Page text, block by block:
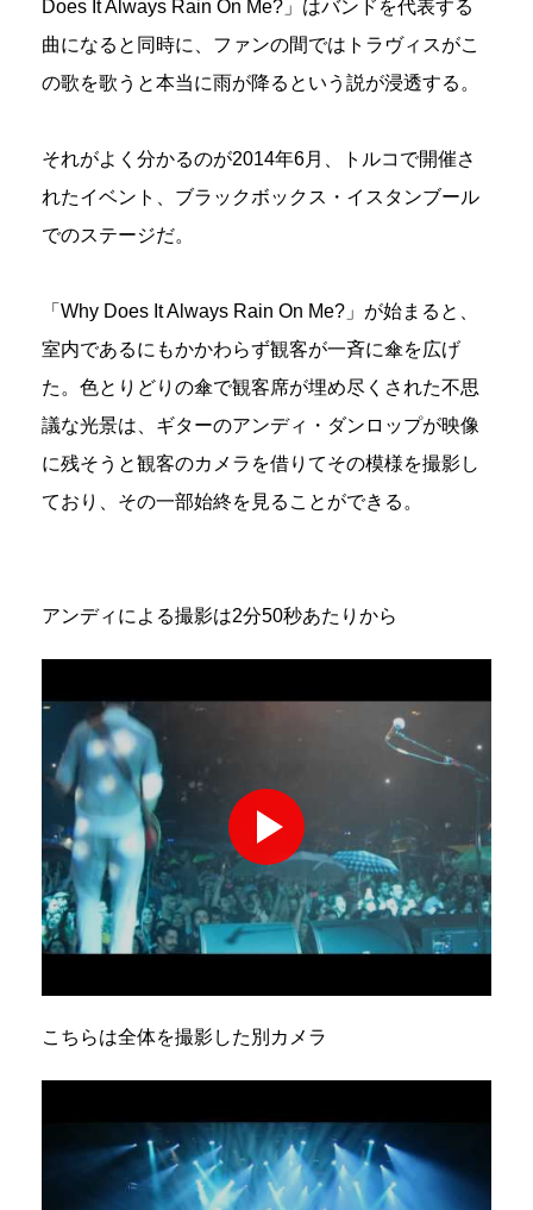
Does It Always Rain On Me?」はバンドを代表する
曲になると同時に、ファンの間ではトラヴィスがこ
の歌を歌うと本当に雨が降るという説が浸透する。
それがよく分かるのが2014年6月、トルコで開催さ
れたイベント、ブラックボックス・イスタンブール
でのステージだ。
「Why Does It Always Rain On Me?」が始まると、
室内であるにもかかわらず観客が一斉に傘を広げ
た。色とりどりの傘で観客席が埋め尽くされた不思
議な光景は、ギターのアンディ・ダンロップが映像
に残そうと観客のカメラを借りてその模様を撮影し
ており、その一部始終を見ることができる。
アンディによる撮影は2分50秒あたりから
こちらは全体を撮影した別カメラ